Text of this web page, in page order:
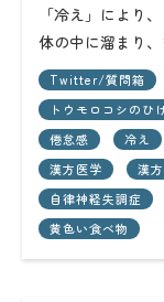
「冷え」により
体の中に溜まり
Twitter/質問箱
トウモロコシのひ
倦怠感
冷え
漢方医学
漢
自律神経失調症
黄色い食べ物